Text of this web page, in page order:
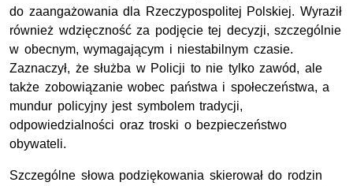
do zaangażowania dla Rzeczypospolitej Polskiej. Wyraził
również wdzięczność za podjęcie tej decyzji, szczególnie
w obecnym, wymagającym i niestabilnym czasie.
Zaznaczył, że służba w Policji to nie tylko zawód, ale
także zobowiązanie wobec państwa i społeczeństwa, a
mundur policyjny jest symbolem tradycji,
odpowiedzialności oraz troski o bezpieczeństwo
obywateli.
Szczególne słowa podziękowania skierował do rodzin